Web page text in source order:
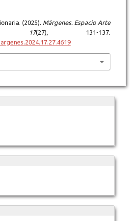
(2025). Márgenes. Espacio Arte
17(27), 131-137.